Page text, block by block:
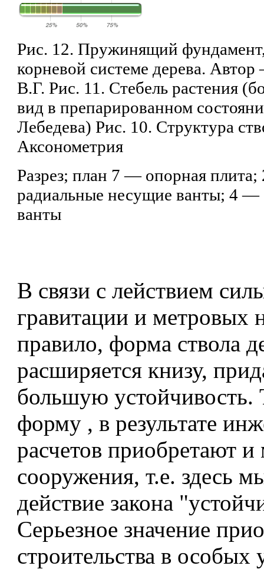
Рис. 12. Пружинящий
корневой системе дерева.
В.Г. Рис. 11. Стебель растения
вид в препарированном
Лебедева) Рис. 10. Структура
Аксонометрия
Разрез; план 7 — опорная
радиальные несущие ванты; 4
ванты
В связи с лействием
гравитации и метровых
правило, форма ствола
расширяется книзу,
большую
форму , в результате
расчетов приобретают
сооружения, т.е. здесь
действие закона
Серьезное значение
строительства в особых